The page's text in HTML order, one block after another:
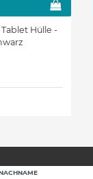
Hülle -